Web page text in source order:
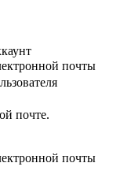
почты
почте.
почты